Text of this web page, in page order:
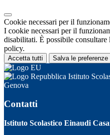
Cookie necessari per il
I cookie necessari per il
disabilitati. È possibile
policy.
Accetta tutti Salva le preferenze
Istituto
Genova
Contatti
Istituto Scolastico Einaudi